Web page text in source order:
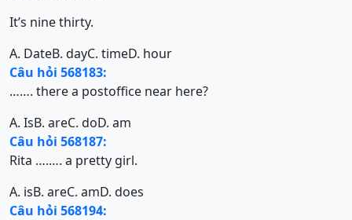
It’s nine thirty.
A. DateB. dayC. timeD. hour
Câu hỏi 568183:
……. there a postoffice near here?
A. IsB. areC. doD. am
Câu hỏi 568187:
Rita ….…. a pretty girl.
A. isB. areC. amD. does
Câu hỏi 568194: